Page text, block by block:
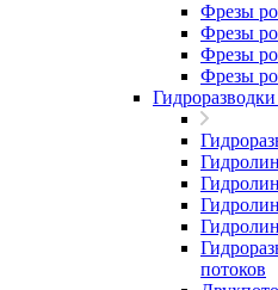
Фрезы
Фрезы
Фрезы
Фрезы
Гидроразводки
потоков